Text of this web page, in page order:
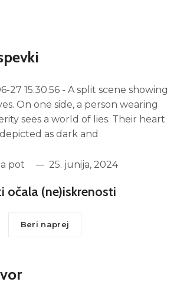
pot 25. junija, 2024
očala (ne)iskrenosti
Beri naprej